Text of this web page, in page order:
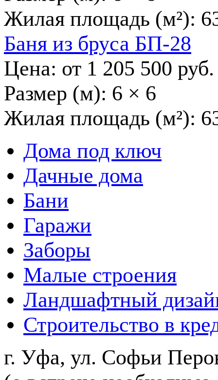
Жилая площадь (м²):
Баня из бруса БП-28
Цена: от 1 205 500 руб.
Размер (м): 6 × 6
Жилая площадь (м²):
Дома под ключ
Дачные дома
Бани
Гаражи
Заборы
Малые строения
Ландшафтный
Строительство в
г. Уфа, ул. Софьи